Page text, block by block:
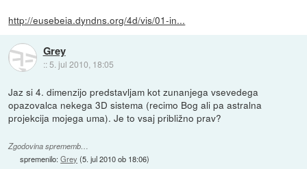
http://eusebeia.dyndns.org/4d/vis/01-in...
Grey
:: 5. jul 2010, 18:05
Jaz si 4. dimenzijo predstavljam kot zunanjega vsevedega
opazovalca nekega 3D sistema (recimo Bog ali pa astralna
projekcija mojega uma). Je to vsaj približno prav?
Zgodovina sprememb…
spremenilo:Grey (5. jul 2010 ob 18:06)